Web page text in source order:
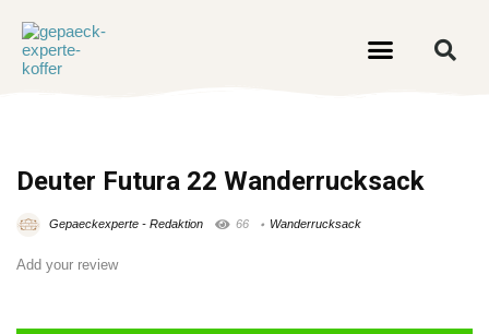
Deuter Futura 22 Wanderrucksack
Gepaeckexperte - Redaktion 66 Wanderrucksack
Add your review